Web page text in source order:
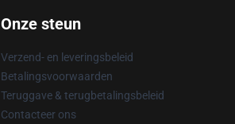
Onze steun
Verzend- en leveringsbeleid
Betalingsvoorwaarden
Teruggave & terugbetalingsbeleid
Contacteer ons